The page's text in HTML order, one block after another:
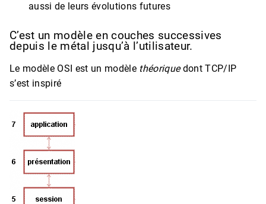
aussi de leurs évolutions futures
C’est un modèle en couches successives
depuis le métal jusqu’à l’utilisateur.
Le modèle OSI est un modèle théoriquedont TCP/IP
s’est inspiré